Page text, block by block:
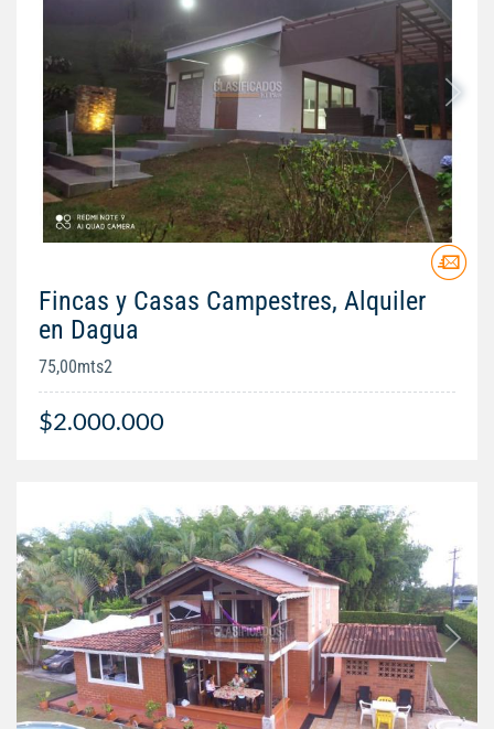
Fincas y Casas Campestres, Alquiler
en Dagua
75,00mts2
$2.000.000